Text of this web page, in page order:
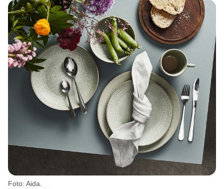
Foto: Aida.